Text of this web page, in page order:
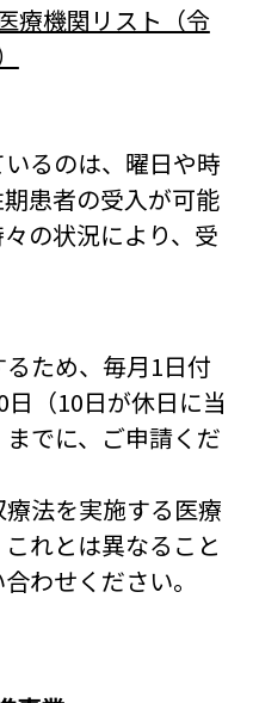
療機関リスト（令
るのは、曜日や時
患者の受入が可能
の状況により、受
ため、毎月1日付
（10日が休日に当
でに、ご申請くだ
法を実施する医療
れとは異なること
わせください。